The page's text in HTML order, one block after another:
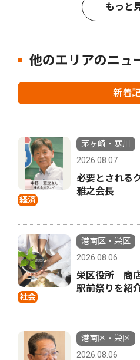
もっと
他のエリアのニュ
新着
経済
茅ヶ崎・寒川
2026.08.07
必要とされる
雅之会長
社会
港南区・栄区
2026.08.06
栄区役所 商
駅前祭りを紹
港南区・栄区
2026.08.06